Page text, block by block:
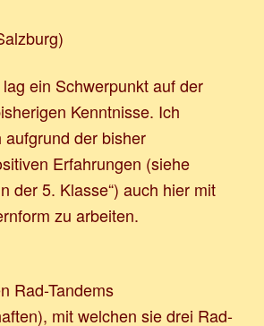
ein Schwerpunkt auf der
Kenntnisse. Ich
der bisher
Erfahrungen (siehe
der 5. Klasse“) auch hier mit
zu arbeiten.
Rad-Tandems
mit welchen sie drei Rad-